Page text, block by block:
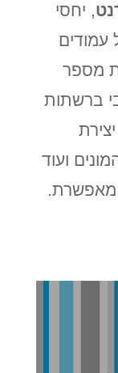
, יחסי
עמודים
מספר
ברשתות
ועוד
מאפשרת.